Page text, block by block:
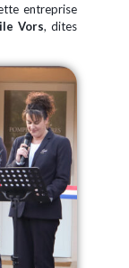
entreprise
Vors, dites